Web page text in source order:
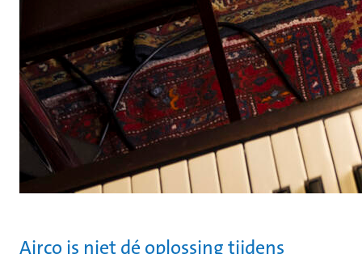
Airco is niet dé oplossing tijdens